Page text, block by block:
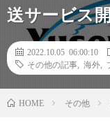
送サービス
2022.10.05 06:00:10
その他の記事
海外
HOME その他